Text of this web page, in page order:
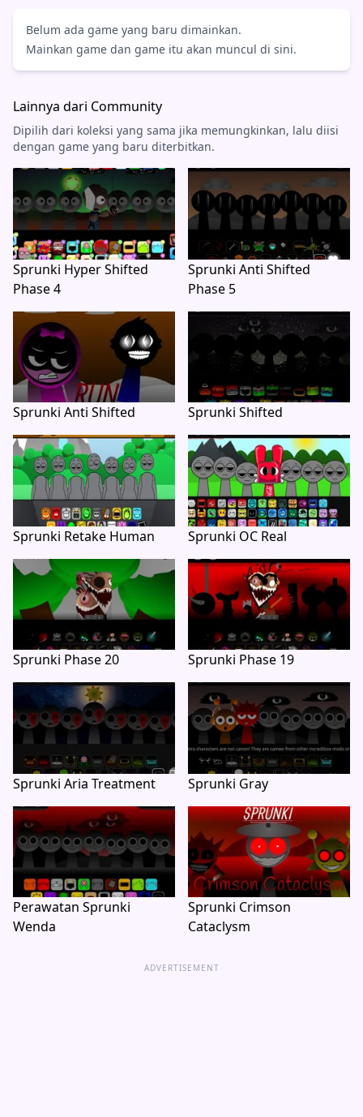
Belum ada game yang baru dimainkan.
Mainkan game dan game itu akan muncul di sini.
Lainnya dari Community
Dipilih dari koleksi yang sama jika memungkinkan, lalu diisi
dengan game yang baru diterbitkan.
Sprunki Hyper Shifted
Phase 4
Sprunki Anti Shifted
Phase 5
Sprunki Anti Shifted Sprunki Shifted
Sprunki Retake Human Sprunki OC Real
Sprunki Phase 20 Sprunki Phase 19
Sprunki Aria Treatment Sprunki Gray
Perawatan Sprunki
Wenda
Sprunki Crimson
Cataclysm
ADVERTISEMENT